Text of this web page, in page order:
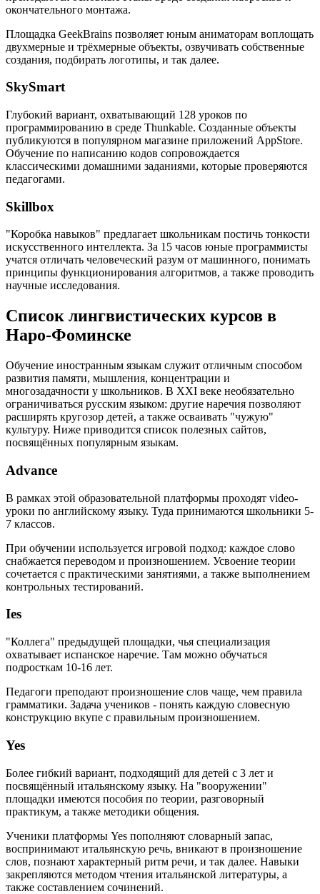
окончательного монтажа.
Площадка GeekBrains позволяет юным аниматорам воплощать
двухмерные и трёхмерные объекты, озвучивать собственные
создания, подбирать логотипы, и так далее.
SkySmart
Глубокий вариант, охватывающий 128 уроков по
программированию в среде Thunkable. Созданные объекты
публикуются в популярном магазине приложений AppStore.
Обучение по написанию кодов сопровождается
классическими домашними заданиями, которые проверяются
педагогами.
Skillbox
"Коробка навыков" предлагает школьникам постичь тонкости
искусственного интеллекта. За 15 часов юные программисты
учатся отличать человеческий разум от машинного, понимать
принципы функционирования алгоритмов, а также проводить
научные исследования.
Список лингвистических курсов в
Наро-Фоминске
Обучение иностранным языкам служит отличным способом
развития памяти, мышления, концентрации и
многозадачности у школьников. В XXI веке необязательно
ограничиваться русским языком: другие наречия позволяют
расширять кругозор детей, а также осваивать "чужую"
культуру. Ниже приводится список полезных сайтов,
посвящённых популярным языкам.
Advance
В рамках этой образовательной платформы проходят video-
уроки по английскому языку. Туда принимаются школьники 5-
7 классов.
При обучении используется игровой подход: каждое слово
снабжается переводом и произношением. Усвоение теории
сочетается с практическими занятиями, а также выполнением
контрольных тестирований.
Ies
"Коллега" предыдущей площадки, чья специализация
охватывает испанское наречие. Там можно обучаться
подросткам 10-16 лет.
Педагоги преподают произношение слов чаще, чем правила
грамматики. Задача учеников - понять каждую словесную
конструкцию вкупе с правильным произношением.
Yes
Более гибкий вариант, подходящий для детей с 3 лет и
посвящённый итальянскому языку. На "вооружении"
площадки имеются пособия по теории, разговорный
практикум, а также методики общения.
Ученики платформы Yes пополняют словарный запас,
воспринимают итальянскую речь, вникают в произношение
слов, познают характерный ритм речи, и так далее. Навыки
закрепляются методом чтения итальянской литературы, а
также составлением сочинений.